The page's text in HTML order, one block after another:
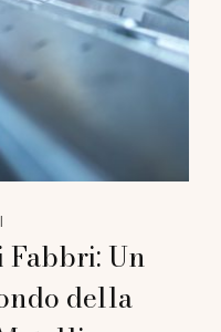
Fabbri: Un
della